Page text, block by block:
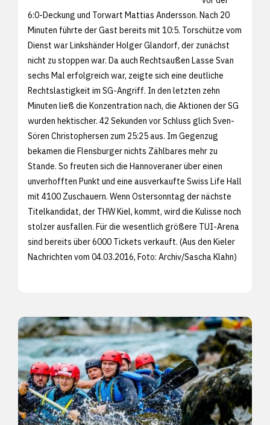
6:0-Deckung und Torwart Mattias Andersson. Nach 20
Minuten führte der Gast bereits mit 10:5. Torschütze vom
Dienst war Linkshänder Holger Glandorf, der zunächst
nicht zu stoppen war. Da auch Rechtsaußen Lasse Svan
sechs Mal erfolgreich war, zeigte sich eine deutliche
Rechtslastigkeit im SG-Angriff. In den letzten zehn
Minuten ließ die Konzentration nach, die Aktionen der SG
wurden hektischer. 42 Sekunden vor Schluss glich Sven-
Sören Christophersen zum 25:25 aus. Im Gegenzug
bekamen die Flensburger nichts Zählbares mehr zu
Stande. So freuten sich die Hannoveraner über einen
unverhofften Punkt und eine ausverkaufte Swiss Life Hall
mit 4100 Zuschauern. Wenn Ostersonntag der nächste
Titelkandidat, der THW Kiel, kommt, wird die Kulisse noch
stolzer ausfallen. Für die wesentlich größere TUI-Arena
sind bereits über 6000 Tickets verkauft. (Aus den Kieler
Nachrichten vom 04.03.2016, Foto: Archiv/Sascha Klahn)